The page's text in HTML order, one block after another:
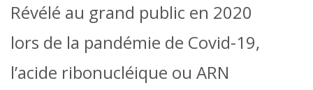
Révélé au grand public en 2020
lors de la pandémie de Covid-19,
l’acide ribonucléique ou ARN